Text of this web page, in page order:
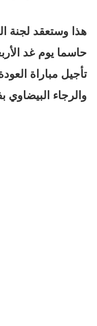
هذا وستعقد لجنة
حاسما يوم غد
تأجيل مباراة
والرجاء البيضاوي